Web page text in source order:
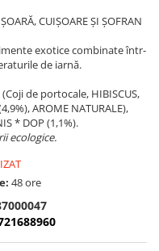
CUIȘOARE ȘI ȘOFRAN
exotice combinate într-
de iarnă.
(Coji de portocale, HIBISCUS,
AROME NATURALE),
* DOP (1,1%).
ecologice.
48 ore